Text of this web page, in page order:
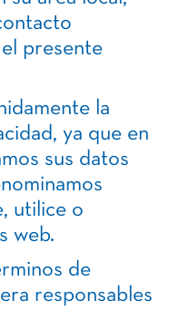
presente
la
ya que en
sus datos
utilice o
web.
de
responsables